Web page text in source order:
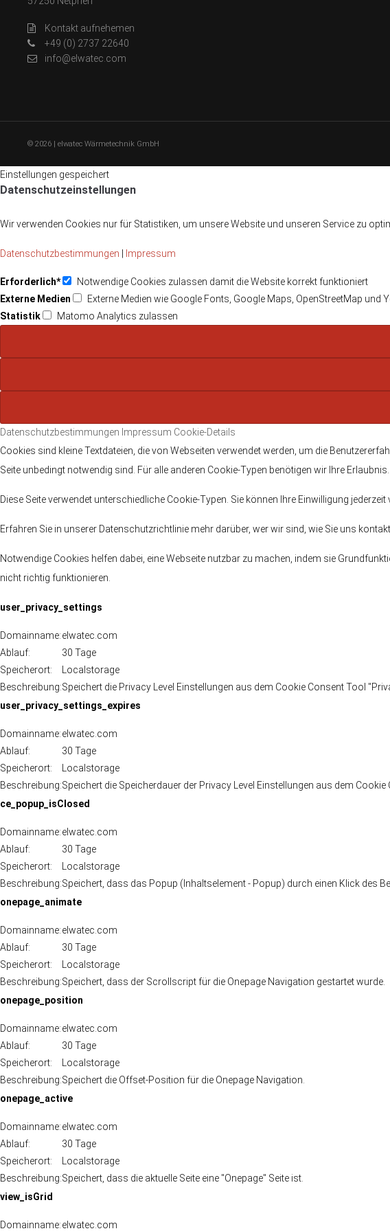
Kontakt aufnehemen
+49 (0) 2737 22640
info@elwatec.com
© 2026 | elwatec Wärmetechnik GmbH
Einstellungen gespeichert
Datenschutzeinstellungen
Wir verwenden Cookies nur für Statistiken, um unsere Website und unseren Service zu
Datenschutzbestimmungen Impressum
Erforderlich*
Notwendige Cookies zulassen damit die Website korrekt funktioniert
Externe Medien
Externe Medien wie Google Fonts, Google Maps, OpenStreetMap und
Statistik
Matomo Analytics zulassen
Datenschutzbestimmungen Impressum Cookie-Details
Cookies sind kleine Textdateien, die von Webseiten verwendet werden, um die
Seite unbedingt notwendig sind. Für alle anderen Cookie-Typen benötigen wir Ihre Erlaubnis.
Diese Seite verwendet unterschiedliche Cookie-Typen. Sie können Ihre Einwilligung
Erfahren Sie in unserer Datenschutzrichtlinie mehr darüber, wer wir sind, wie Sie uns
Notwendige Cookies helfen dabei, eine Webseite nutzbar zu machen, indem sie
nicht richtig funktionieren.
user_privacy_settings
Domainname:elwatec.com
Ablauf:
30 Tage
Speicherort:
Localstorage
Beschreibung:Speichert die Privacy Level Einstellungen aus dem Cookie Consent Tool
user_privacy_settings_expires
Domainname:elwatec.com
Ablauf:
30 Tage
Speicherort:
Localstorage
Beschreibung:Speichert die Speicherdauer der Privacy Level Einstellungen aus dem
ce_popup_isClosed
Domainname:elwatec.com
Ablauf:
30 Tage
Speicherort:
Localstorage
Beschreibung:Speichert, dass das Popup (Inhaltselement - Popup) durch einen Klick des
onepage_animate
Domainname:elwatec.com
Ablauf:
30 Tage
Speicherort:
Localstorage
Beschreibung:Speichert, dass der Scrollscript für die Onepage Navigation gestartet wurde.
onepage_position
Domainname:elwatec.com
Ablauf:
30 Tage
Speicherort:
Localstorage
Beschreibung:Speichert die Offset-Position für die Onepage Navigation.
onepage_active
Domainname:elwatec.com
Ablauf:
30 Tage
Speicherort:
Localstorage
Beschreibung:Speichert, dass die aktuelle Seite eine "Onepage" Seite ist.
view_isGrid
Domainname:elwatec.com